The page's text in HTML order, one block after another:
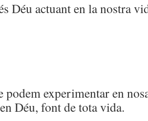
Déu actuant en la nostra
podem experimentar en
Déu, font de tota vida.